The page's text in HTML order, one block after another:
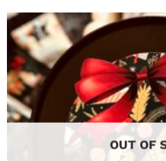
OUT OF